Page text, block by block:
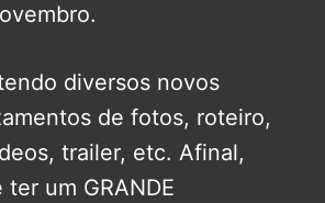
diversos novos
de fotos, roteiro,
trailer, etc. Afinal,
ter um GRANDE